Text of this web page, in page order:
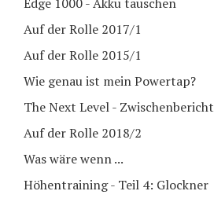
Auf der Rolle 2017/1
Auf der Rolle 2015/1
Wie genau ist mein Powertap?
The Next Level - Zwischenbericht
Auf der Rolle 2018/2
Was wäre wenn ...
Höhentraining - Teil 4: Glockner